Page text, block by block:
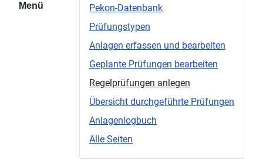
Pekon-Datenbank
Prüfungstypen
Anlagen erfassen und bearbeiten
Geplante Prüfungen bearbeiten
Regelprüfungen anlegen
Übersicht durchgeführte Prüfungen
Anlagenlogbuch
Alle Seiten
Menü